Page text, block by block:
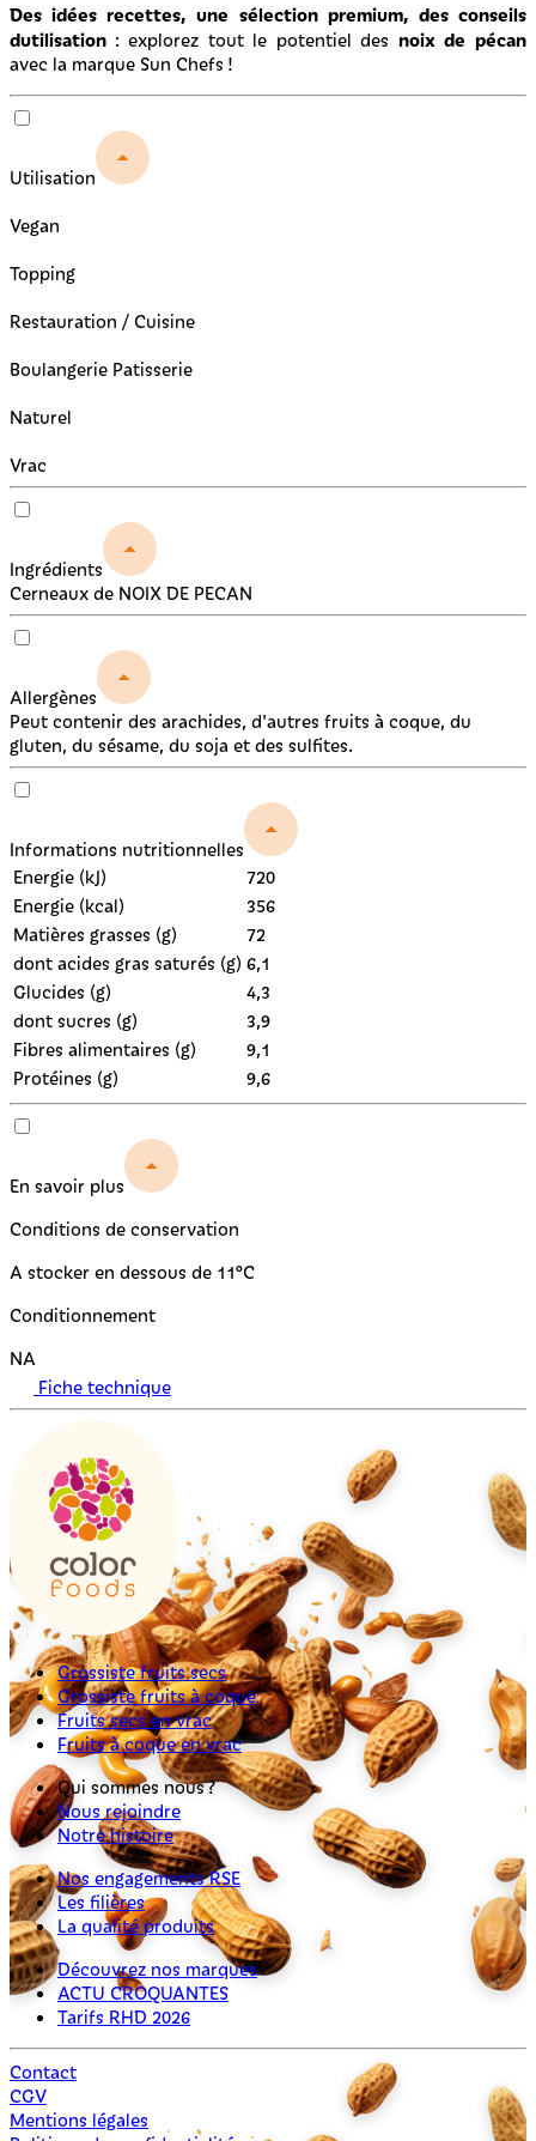
Des idées recettes, une sélection premium, des conseils
dutilisation : explorez tout le potentiel des noix de pécan
avec la marque Sun Chefs !
Utilisation
Vegan
Topping
Restauration / Cuisine
Boulangerie Patisserie
Naturel
Vrac
Ingrédients
Cerneaux de NOIX DE PECAN
Allergènes
Peut contenir des arachides, d'autres fruits à coque, du
gluten, du sésame, du soja et des sulfites.
Informations nutritionnelles
Energie (kJ)
720
Energie (kcal)
356
Matières grasses (g)
72
dont acides gras saturés (g) 6,1
Glucides (g)
4,3
dont sucres (g)
3,9
Fibres alimentaires (g)
9,1
Protéines (g)
9,6
En savoir plus
Conditions de conservation
A stocker en dessous de 11°C
Conditionnement
NA
Fiche technique
Grossiste fruits secs
Grossiste fruits à coque
Fruits secs en vrac
Fruits à coque en vrac
Qui sommes nous ?
Nous rejoindre
Notre histoire
Nos engagements RSE
Les filières
La qualité produits
Découvrez nos marques
ACTU CROQUANTES
Tarifs RHD 2026
Contact
CGV
Mentions légales